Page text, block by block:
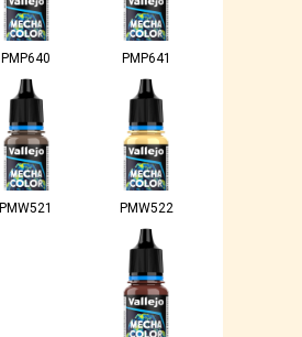
PMP640 PMP641
PMW521 PMW522